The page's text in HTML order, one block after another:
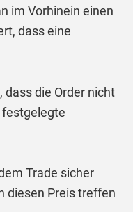
im Vorhinein einen
dass eine
dass die Order nicht
festgelegte
Trade sicher
diesen Preis treffen